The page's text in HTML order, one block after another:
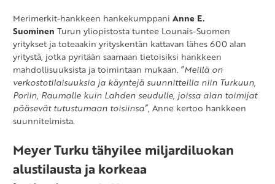
Merimerkit-hankkeen hankekumppani Anne E.
Suominen Turun yliopistosta tuntee Lounais-Suomen
yritykset ja toteaakin yrityskentän kattavan lähes 600 alan
yritystä, jotka pyritään saamaan tietoisiksi hankkeen
mahdollisuuksista ja toimintaan mukaan. ”Meillä on
verkostotilaisuuksia ja käyntejä suunnitteilla niin Turkuun,
Poriin, Raumalle kuin Lahden seudulle, joissa alan toimijat
pääsevät tutustumaan toisiinsa”, Anne kertoo hankkeen
suunnitelmista.
Meyer Turku tähyilee miljardiluokan
alustilausta ja korkeaa